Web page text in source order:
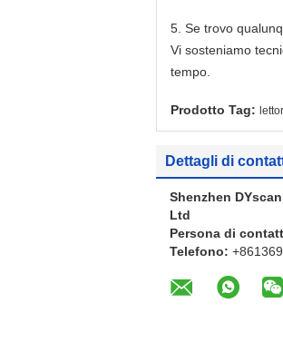
5. Se trovo
Vi sosteniamo
tempo.
Prodotto Tag:
Dettagli di
Shenzhen
Ltd
Persona di
Telefono: